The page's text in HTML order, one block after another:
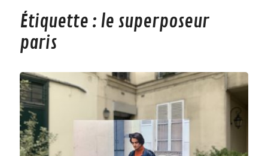
Étiquette : le superposeur
paris